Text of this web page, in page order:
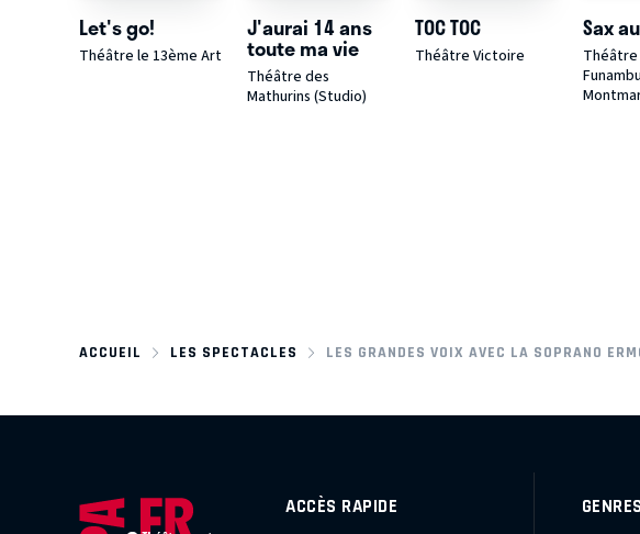
Let's go!
Théâtre le 13ème Art
J'aurai 14 ans
toute ma vie
Théâtre des
Mathurins (Studio)
TOC TOC
Théâtre Victoire
Sax
Théâtre
ACCUEIL LES SPECTACLES LES GRANDES VOIX AVEC LA SOPRANO
ACCÈS RAPIDE GENRES